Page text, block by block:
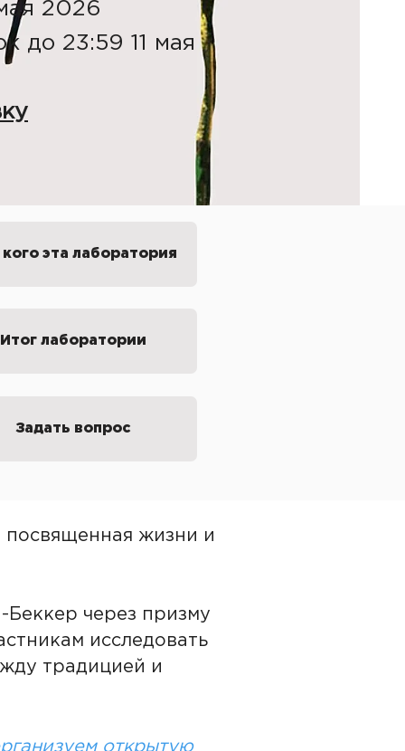
2026
до 23:59 11 мая
эта лаборатория
Итог лаборатории
Задать вопрос
посвященная жизни и
через призму
исследовать
традицией и
открытую